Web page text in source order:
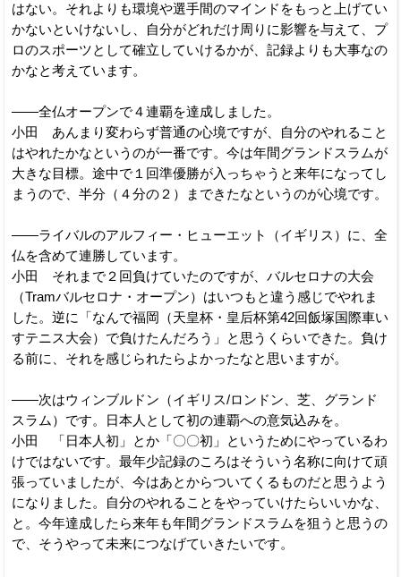
はない。それよりも環境や選手間のマインドをもっと上げてい
かないといけないし、自分がどれだけ周りに影響を与えて、プ
ロのスポーツとして確立していけるかが、記録よりも大事なの
かなと考えています。
――全仏オープンで４連覇を達成しました。
小田 あんまり変わらず普通の心境ですが、自分のやれること
はやれたかなというのが一番です。今は年間グランドスラムが
大きな目標。途中で１回準優勝が入っちゃうと来年になってし
まうので、半分（４分の２）まできたなというのが心境です。
――ライバルのアルフィー・ヒューエット（イギリス）に、全
仏を含めて連勝しています。
小田 それまで２回負けていたのですが、バルセロナの大会
（Tramバルセロナ・オープン）はいつもと違う感じでやれま
した。逆に「なんで福岡（天皇杯・皇后杯第42回飯塚国際車い
すテニス大会）で負けたんだろう」と思うくらいできた。負け
る前に、それを感じられたらよかったなと思いますが。
――次はウィンブルドン（イギリス/ロンドン、芝、グランド
スラム）です。日本人として初の連覇への意気込みを。
小田 「日本人初」とか「〇〇初」というためにやっているわ
けではないです。最年少記録のころはそういう名称に向けて頑
張っていましたが、今はあとからついてくるものだと思うよう
になりました。自分のやれることをやっていけたらいいかな、
と。今年達成したら来年も年間グランドスラムを狙うと思うの
で、そうやって未来につなげていきたいです。